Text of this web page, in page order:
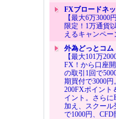
FXブロードネ
【最大6万3000
限定！1万通貨
えるキャンペー
外為どっとコム
【最大101万
FX！から口座
の取引1回で
期買付で3000
200FXポイント
イント。さらに
加え、スクール
で1000円、CFD